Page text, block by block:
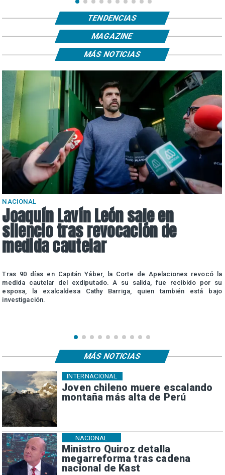
TENDENCIAS
MAGAZINE
NACIONAL
Joaquín Lavín León sale en
silencio tras revocación de
medida cautelar
Tras 90 días en Capitán Yáber, la Corte de Apelaciones revocó la
medida cautelar del exdiputado. A su salida, fue recibido por su
esposa, la exalcaldesa Cathy Barriga, quien también está bajo
investigación.
MÁS NOTICIAS
Joven chileno muere escalando
montaña más alta de Perú
INTERNACIONAL
Ministro Quiroz detalla
megarreforma tras cadena
nacional de Kast
NACIONAL
MÁS NOTICIAS